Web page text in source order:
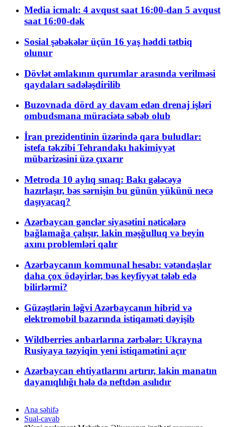
Media icmalı: 4 avqust saat 16:00-dan 5 avqust
saat 16:00-dək
Sosial şəbəkələr üçün 16 yaş həddi tətbiq
olunur
Dövlət əmlakının qurumlar arasında verilməsi
qaydaları sadələşdirilib
Buzovnada dörd ay davam edən drenaj işləri
ombudsmana müraciətə səbəb olub
İran prezidentinin üzərində qara buludlar:
istefa təkzibi Tehrandakı hakimiyyət
mübarizəsini üzə çıxarır
Metroda 10 aylıq sınaq: Bakı gələcəyə
hazırlaşır, bəs sərnişin bu günün yükünü necə
daşıyacaq?
Azərbaycan gənclər siyasətini nəticələrə
bağlamağa çalışır, lakin məşğulluq və beyin
axını problemləri qalır
Azərbaycanın kommunal hesabı: vətəndaşlar
daha çox ödəyirlər, bəs keyfiyyət tələb edə
bilirlərmi?
Güzəştlərin ləğvi Azərbaycanın hibrid və
elektromobil bazarında istiqaməti dəyişib
Wildberries anbarlarına zərbələr: Ukrayna
Rusiyaya təzyiqin yeni istiqamətini açır
Azərbaycan ehtiyatlarını artırır, lakin manatın
dayanıqlılığı hələ də neftdən asılıdır
Ana səhifə
Sual-cavab